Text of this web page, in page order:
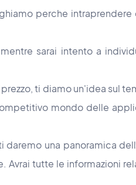
perche intraprendere
sarai intento a
ti diamo un'idea sul
mondo delle
daremo una panoramica
tutte le informazioni